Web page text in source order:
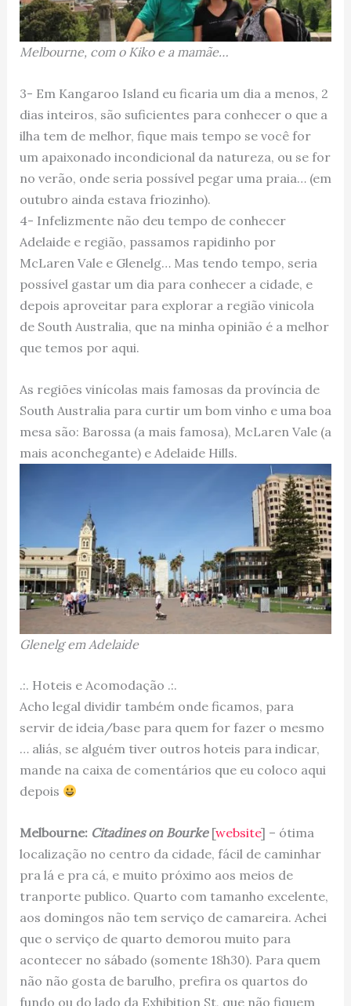
Melbourne, com o Kiko e a mamãe…
3- Em Kangaroo Island eu ficaria um dia a menos, 2
dias inteiros, são suficientes para conhecer o que a
ilha tem de melhor, fique mais tempo se você for
um apaixonado incondicional da natureza, ou se for
no verão, onde seria possível pegar uma praia… (em
outubro ainda estava friozinho).
4- Infelizmente não deu tempo de conhecer
Adelaide e região, passamos rapidinho por
McLaren Vale e Glenelg… Mas tendo tempo, seria
possível gastar um dia para conhecer a cidade, e
depois aproveitar para explorar a região vinicola
de South Australia, que na minha opinião é a melhor
que temos por aqui.
As regiões vinícolas mais famosas da província de
South Australia para curtir um bom vinho e uma boa
mesa são: Barossa (a mais famosa), McLaren Vale (a
mais aconchegante) e Adelaide Hills.
Glenelg em Adelaide
.:. Hoteis e Acomodação .:.
Acho legal dividir também onde ficamos, para
servir de ideia/base para quem for fazer o mesmo
… aliás, se alguém tiver outros hoteis para indicar,
mande na caixa de comentários que eu coloco aqui
depois
Melbourne: Citadines on Bourke [website] – ótima
localização no centro da cidade, fácil de caminhar
pra lá e pra cá, e muito próximo aos meios de
tranporte publico. Quarto com tamanho excelente,
aos domingos não tem serviço de camareira. Achei
que o serviço de quarto demorou muito para
acontecer no sábado (somente 18h30). Para quem
não não gosta de barulho, prefira os quartos do
fundo ou do lado da Exhibition St, que não fiquem